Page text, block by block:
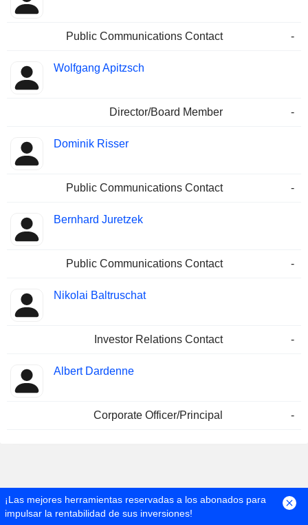
Public Communications Contact -
Wolfgang Apitzsch
Director/Board Member -
Dominik Risser
Public Communications Contact -
Bernhard Juretzek
Public Communications Contact -
Nikolai Baltruschat
Investor Relations Contact -
Albert Dardenne
Corporate Officer/Principal -
¡Las mejores herramientas reservadas a los abonados para
impulsar la rentabilidad de sus inversiones!